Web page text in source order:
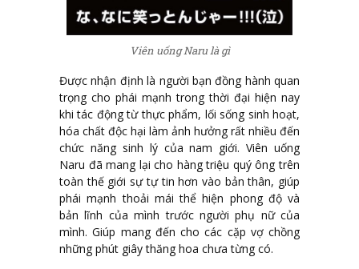
Viên uống Naru là gì
Được nhận định là người bạn đồng hành quan
trọng cho phái mạnh trong thời đại hiện nay
khi tác động từ thực phẩm, lối sống sinh hoạt,
hóa chất độc hại làm ảnh hưởng rất nhiều đến
chức năng sinh lý của nam giới. Viên uống
Naru đã mang lại cho hàng triệu quý ông trên
toàn thế giới sự tự tin hơn vào bản thân, giúp
phái mạnh thoải mái thể hiện phong độ và
bản lĩnh của mình trước người phụ nữ của
mình. Giúp mang đến cho các cặp vợ chồng
những phút giây thăng hoa chưa từng có.